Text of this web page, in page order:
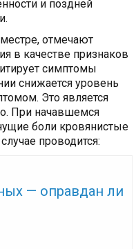
и поздней
отмечают
в качестве признаков
симптомы
снижается уровень
Это является
При начавшемся
боли кровянистые
проводится:
— оправдан ли